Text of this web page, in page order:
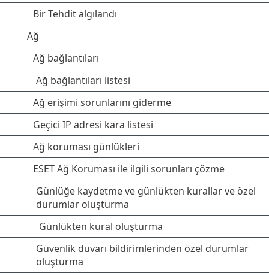
Bir Tehdit algılandı
Ağ
Ağ bağlantıları
Ağ bağlantıları listesi
Ağ erişimi sorunlarını giderme
Geçici IP adresi kara listesi
Ağ koruması günlükleri
ESET Ağ Koruması ile ilgili sorunları çözme
Günlüğe kaydetme ve günlükten kurallar ve özel
durumlar oluşturma
Günlükten kural oluşturma
Güvenlik duvarı bildirimlerinden özel durumlar
oluşturma